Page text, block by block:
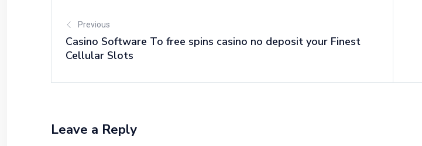
Previous
Casino Software To free spins casino no deposit your Finest
Cellular Slots
Leave a Reply